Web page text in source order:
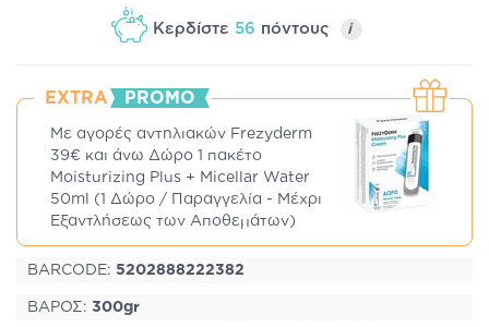
Κερδίστε 56 πόντους i
EXTRA PROMO
Με αγορές αντηλιακών Frezyderm
39€ και άνω Δώρο 1 πακέτο
Moisturizing Plus + Micellar Water
50ml (1 Δώρο / Παραγγελία - Μέχρι
Εξαντλήσεως των Αποθεμάτων)
BARCODE: 5202888222382
ΒΑΡΟΣ: 300gr